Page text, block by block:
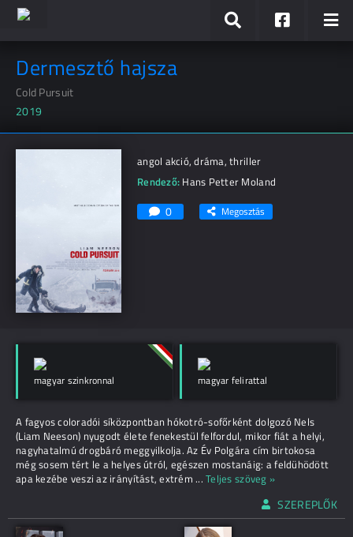
Dermesztő hajsza
Cold Pursuit
2019
angol akció, dráma, thriller
Rendező: Hans Petter Moland
0 Megosztás
magyar szinkronnal magyar felirattal
A fagyos coloradói síközpontban hókotró-sofőrként dolgozó Nels
(Liam Neeson) nyugodt élete fenekestül felfordul, mikor fiát a helyi,
nagyhatalmú drogbáró meggyilkolja. Az Év Polgára cím birtokosa
még sosem tért le a helyes útról, egészen mostanáig: a feldühödött
apa kezébe veszi az irányítást, extrém... Teljes szöveg »
SZEREPLŐK